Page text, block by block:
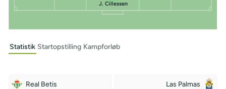
J. Cillessen
Statistik Startopstilling Kampforløb
Real Betis Las Palmas